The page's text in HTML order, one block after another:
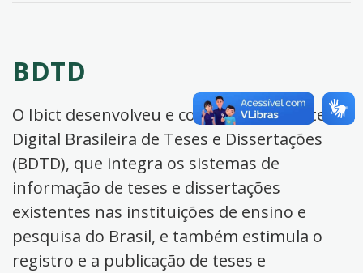
BDTD
O Ibict desenvolveu e coordena a Biblioteca
Digital Brasileira de Teses e Dissertações
(BDTD), que integra os sistemas de
informação de teses e dissertações
existentes nas instituições de ensino e
pesquisa do Brasil, e também estimula o
registro e a publicação de teses e